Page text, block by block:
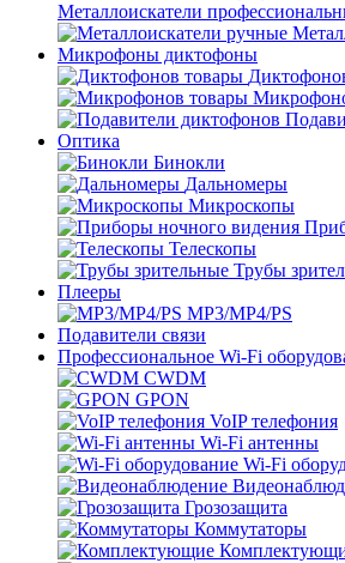
Металлоискатели
Микрофоны диктофоны
Оптика
Бинокли
Дальномеры
Микроскопы
Телескопы
Трубы
Плееры
MP3/MP4/PS
Подавители связи
Профессиональное Wi-Fi
CWDM
GPON
VoIP телефония
Wi-Fi антенны
Wi-Fi
Грозозащита
Коммутаторы